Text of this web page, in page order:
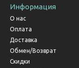
Информация
О нас
Оплата
Доставка
Обмен/Возврат
Скидки